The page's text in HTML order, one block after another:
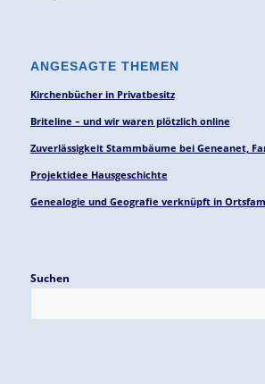
ANGESAGTE THEMEN
Kirchenbücher in Privatbesitz
Briteline – und wir waren plötzlich online
Zuverlässigkeit Stammbäume bei Geneanet,
Projektidee Hausgeschichte
Genealogie und Geografie verknüpft in
Suchen